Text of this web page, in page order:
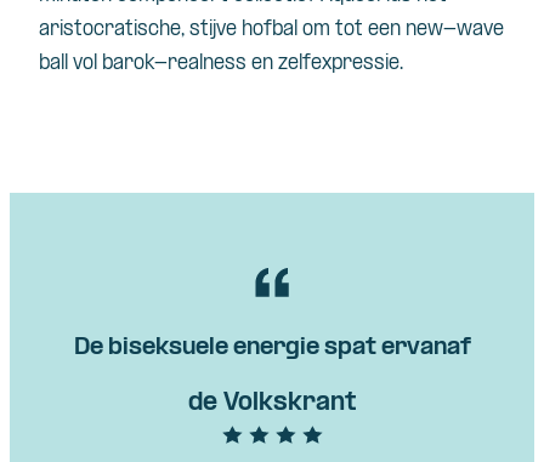
aristocratische, stijve hofbal om tot een new-wave
ball vol barok-realness en zelfexpressie.
De biseksuele energie spat ervanaf
de Volkskrant